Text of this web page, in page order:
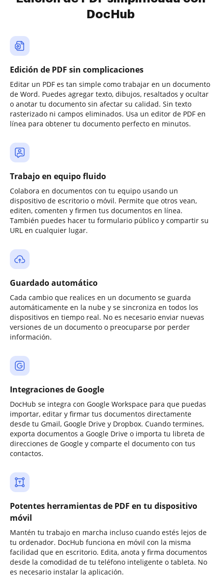
DocHub
Edición de PDF sin complicaciones
Editar un PDF es tan simple como trabajar en un documento
de Word. Puedes agregar texto, dibujos, resaltados y ocultar
o anotar tu documento sin afectar su calidad. Sin texto
rasterizado ni campos eliminados. Usa un editor de PDF en
línea para obtener tu documento perfecto en minutos.
Trabajo en equipo fluido
Colabora en documentos con tu equipo usando un
dispositivo de escritorio o móvil. Permite que otros vean,
editen, comenten y firmen tus documentos en línea.
También puedes hacer tu formulario público y compartir su
URL en cualquier lugar.
Guardado automático
Cada cambio que realices en un documento se guarda
automáticamente en la nube y se sincroniza en todos los
dispositivos en tiempo real. No es necesario enviar nuevas
versiones de un documento o preocuparse por perder
información.
Integraciones de Google
DocHub se integra con Google Workspace para que puedas
importar, editar y firmar tus documentos directamente
desde tu Gmail, Google Drive y Dropbox. Cuando termines,
exporta documentos a Google Drive o importa tu libreta de
direcciones de Google y comparte el documento con tus
contactos.
Potentes herramientas de PDF en tu dispositivo
móvil
Mantén tu trabajo en marcha incluso cuando estés lejos de
tu ordenador. DocHub funciona en móvil con la misma
facilidad que en escritorio. Edita, anota y firma documentos
desde la comodidad de tu teléfono inteligente o tableta. No
es necesario instalar la aplicación.